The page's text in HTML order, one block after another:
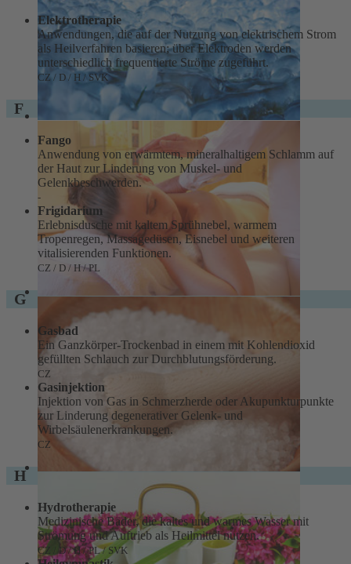
Elektrotherapie
Anwendungen, die auf der Nutzung von elektrischem Strom
als Heilverfahren basieren; über Elektroden werden
unterschiedlich frequentierte Ströme zugeführt.
CZ / D / H / SVK
F
Fango
Anwendung von erwärmtem, mineralhaltigem Schlamm auf
der Haut zur Linderung von Muskel- und
Gelenkbeschwerden.
-
Frigidarium
Erlebnisdusche mit kaltem Sprühnebel, warmem
Tropenregen, Massagedüsen, Eisnebel und weiteren
vitalisierenden Funktionen.
CZ / D / H / PL
G
Gasbad
Ein Ganzkörper-Trockenbad in einem mit Kohlendioxid
gefüllten Schlauch zur Durchblutungsförderung.
CZ
Gasinjektion
Injektion von Gas in Schmerzherde oder Akupunkturpunkte
zur Linderung degenerativer Gelenk- und
Wirbelsäulenerkrankungen.
CZ
H
Hydrotherapie
Medizinische Bäder, die kaltes und warmes Wasser mit
Strömung und Auftrieb als Heilmittel nutzen.
CZ / D / H / PL / SVK